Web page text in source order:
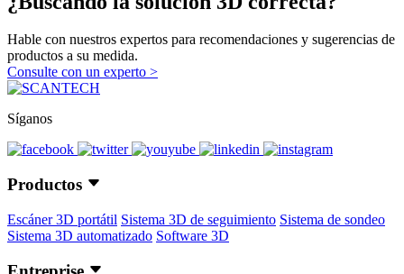
Hable con nuestros expertos para recomendaciones y sugerencias de
productos a su medida.
Consulte con un experto >
Síganos
Productos
Escáner 3D portátil Sistema 3D de seguimiento Sistema de sondeo
Sistema 3D automatizado Software 3D